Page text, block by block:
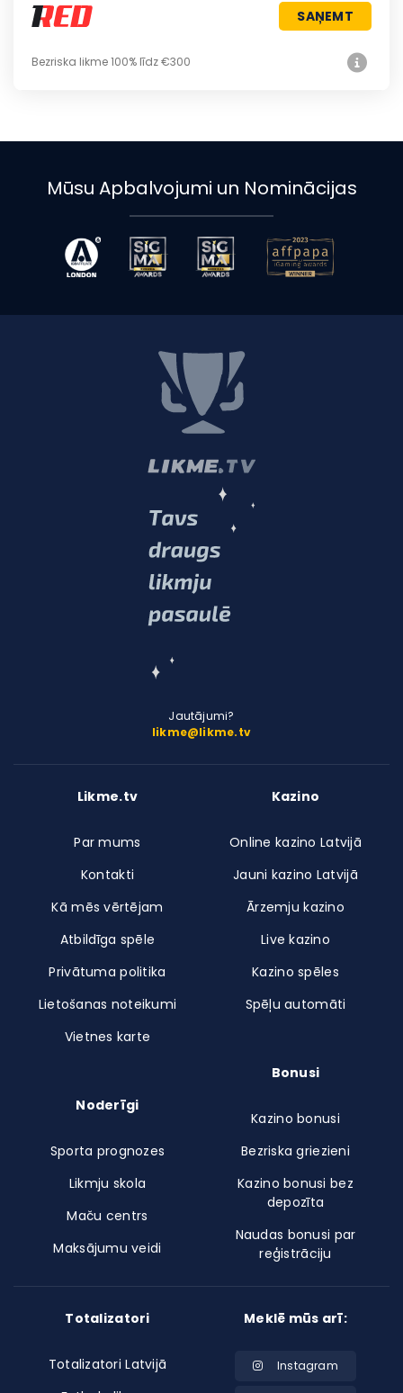
SAŅEMT
Bezriska likme 100% līdz €300
Mūsu Apbalvojumi un Nominācijas
Jautājumi?
likme@likme.tv
Likme.tv
Par mums
Kontakti
Kā mēs vērtējam
Atbildīga spēle
Privātuma politika
Lietošanas noteikumi
Vietnes karte
Noderīgi
Sporta prognozes
Likmju skola
Maču centrs
Maksājumu veidi
Kazino
Online kazino Latvijā
Jauni kazino Latvijā
Ārzemju kazino
Live kazino
Kazino spēles
Spēļu automāti
Bonusi
Kazino bonusi
Bezriska griezieni
Kazino bonusi bez
depozīta
Naudas bonusi par
reģistrāciju
Totalizatori
Totalizatori Latvijā
Meklē mūs arī:
Instagram